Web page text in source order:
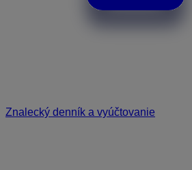
Znalecký denník a vyúčtovanie